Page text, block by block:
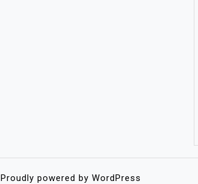
Proudly powered by WordPress